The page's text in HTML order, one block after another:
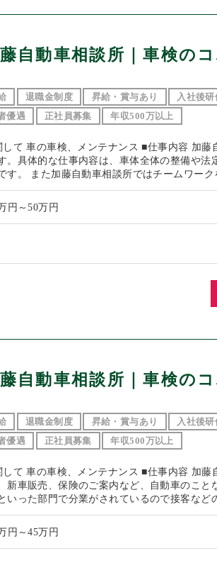
自動車相談所｜車検の
退職金制度 昇給・賞与あり 入社後
優遇 正社員募集 年収500万以上
して 車の車検、メンテナンス ■仕事内容 加藤
。具体的な仕事内容は、車体全体の整備や法
す。 また加藤自動車相談所ではチームワーク
円～50万円
自動車相談所｜車検の
退職金制度 昇給・賞与あり 入社後
優遇 正社員募集 年収500万以上
して 車の車検、メンテナンス ■仕事内容 加藤
新車販売、保険のご案内など、自動車のこと
いった部門で分業がされているので接客など
円～45万円